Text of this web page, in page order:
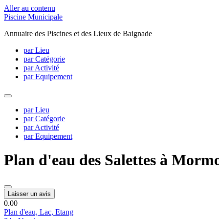
Aller au contenu
Piscine Municipale
Annuaire des Piscines et des Lieux de Baignade
par Lieu
par Catégorie
par Activité
par Equipement
par Lieu
par Catégorie
par Activité
par Equipement
Plan d'eau des Salettes à
Laisser un avis
0.00
Plan d'eau, Lac, Etang